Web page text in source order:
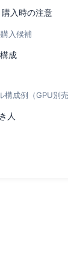
入時の注意
入候補
成
構成例（GPU別
人